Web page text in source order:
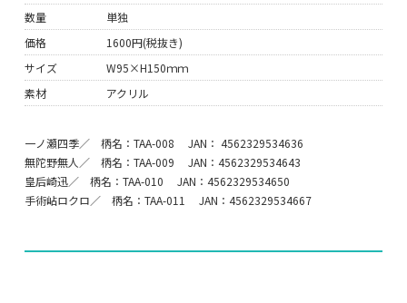
数量
単独
価格
1600円(税抜き)
サイズ
W95×H150ｍｍ
素材
アクリル
一ノ瀬四季／ 柄名：TAA-008 JAN： 4562329534636
無陀野無人／ 柄名：TAA-009 JAN：4562329534643
皇后崎迅／ 柄名：TAA-010 JAN：4562329534650
手術岾ロクロ／ 柄名：TAA-011 JAN：4562329534667